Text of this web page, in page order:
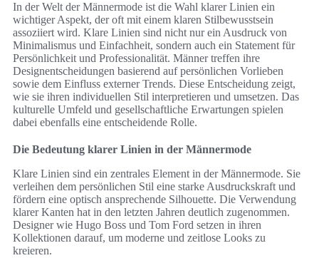
In der Welt der Männermode ist die Wahl klarer Linien ein
wichtiger Aspekt, der oft mit einem klaren Stilbewusstsein
assoziiert wird. Klare Linien sind nicht nur ein Ausdruck von
Minimalismus und Einfachheit, sondern auch ein Statement für
Persönlichkeit und Professionalität. Männer treffen ihre
Designentscheidungen basierend auf persönlichen Vorlieben
sowie dem Einfluss externer Trends. Diese Entscheidung zeigt,
wie sie ihren individuellen Stil interpretieren und umsetzen. Das
kulturelle Umfeld und gesellschaftliche Erwartungen spielen
dabei ebenfalls eine entscheidende Rolle.
Die Bedeutung klarer Linien in der Männermode
Klare Linien sind ein zentrales Element in der Männermode. Sie
verleihen dem persönlichen Stil eine starke Ausdruckskraft und
fördern eine optisch ansprechende Silhouette. Die Verwendung
klarer Kanten hat in den letzten Jahren deutlich zugenommen.
Designer wie Hugo Boss und Tom Ford setzen in ihren
Kollektionen darauf, um moderne und zeitlose Looks zu
kreieren.